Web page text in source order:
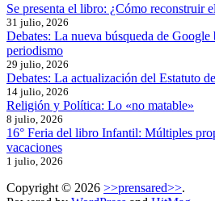
Se presenta el libro: ¿Cómo reconstruir
31 julio, 2026
Debates: La nueva búsqueda de Google
periodismo
29 julio, 2026
Debates: La actualización del Estatuto
14 julio, 2026
Religión y Política: Lo «no matable»
8 julio, 2026
16° Feria del libro Infantil: Múltiples
vacaciones
1 julio, 2026
Copyright © 2026 >>prensared>>.